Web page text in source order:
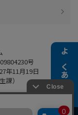
よくある質問
号
年11月19日
課）